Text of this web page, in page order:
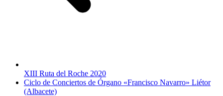
XIII Ruta del Roche 2020
Ciclo de Conciertos de Órgano «Francisco Navarro» Liétor
(Albacete)